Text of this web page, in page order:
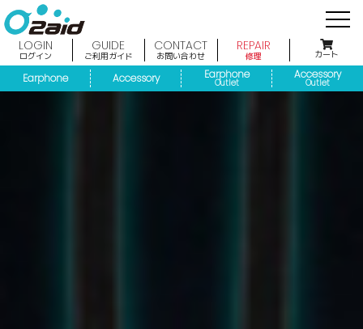
LOGIN
ログイン
GUIDE
ご利用ガイド
CONTACT
お問い合わせ
REPAIR
修理 カート
Earphone Accessory Earphone
Outlet
Accessory
Outlet